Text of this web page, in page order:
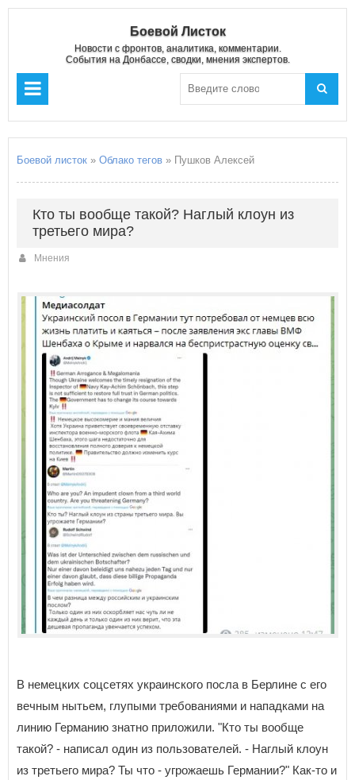
Боевой Листок
Новости с фронтов, аналитика, комментарии.
События на Донбассе, сводки, мнения экспертов.
Боевой листок » Облако тегов » Пушков Алексей
Кто ты вообще такой? Наглый клоун из
третьего мира?
Мнения
В немецких соцсетях украинского посла в Берлине с его
вечным нытьем, глупыми требованиями и нападками на
линию Германию знатно приложили. "Кто ты вообще
такой? - написал один из пользователей. - Наглый клоун
из третьего мира? Ты что - угрожаешь Германии?" Как-то и